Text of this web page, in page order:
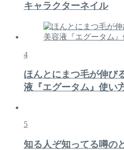
キャラクターネイル
4
ほんとにまつ毛が伸び
液『エグータム』使い
5
知る人ぞ知ってる噂の